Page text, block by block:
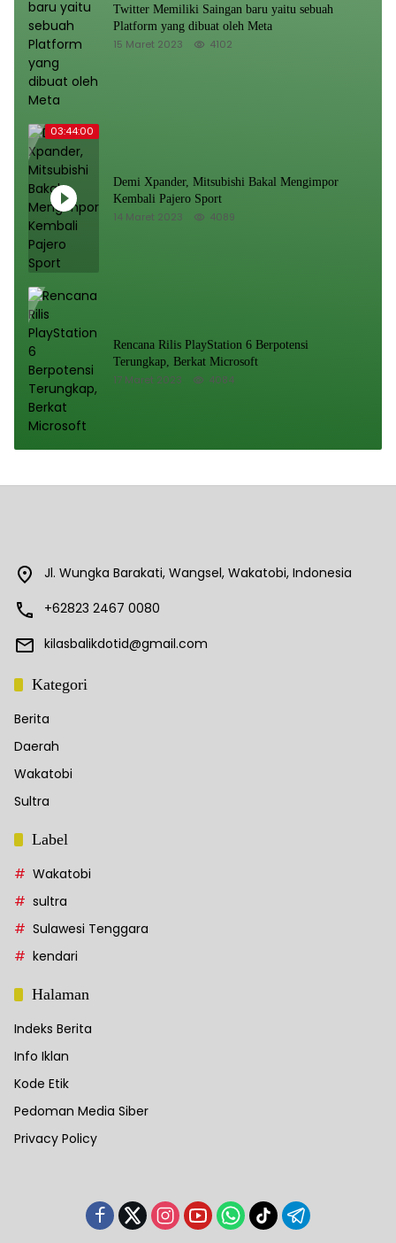
Twitter Memiliki Saingan baru yaitu sebuah
Platform yang dibuat oleh Meta
15 Maret 2023 4102
03:44:00
Demi Xpander, Mitsubishi Bakal Mengimpor
Kembali Pajero Sport
14 Maret 2023 4089
Rencana Rilis PlayStation 6 Berpotensi
Terungkap, Berkat Microsoft
17 Maret 2023 4084
Jl. Wungka Barakati, Wangsel, Wakatobi, Indonesia
+62823 2467 0080
kilasbalikdotid@gmail.com
Kategori
Berita
Daerah
Wakatobi
Sultra
Label
Wakatobi
sultra
Sulawesi Tenggara
kendari
Halaman
Indeks Berita
Info Iklan
Kode Etik
Pedoman Media Siber
Privacy Policy